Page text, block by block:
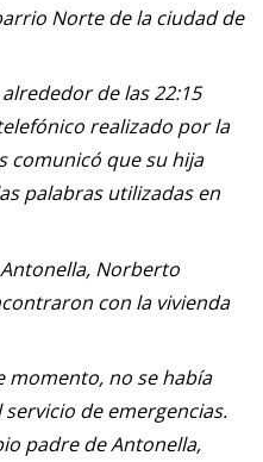
Norte de la ciudad de
de las 22:15
realizado por la
comunicó que su hija
palabras utilizadas en
Norberto
con la vivienda
momento, no se había
de emergencias.
padre de Antonella,